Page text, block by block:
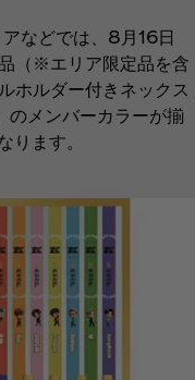
などでは、8月16日
（※エリア限定品を含
ホルダー付きネックス
のメンバーカラーが揃
ります。